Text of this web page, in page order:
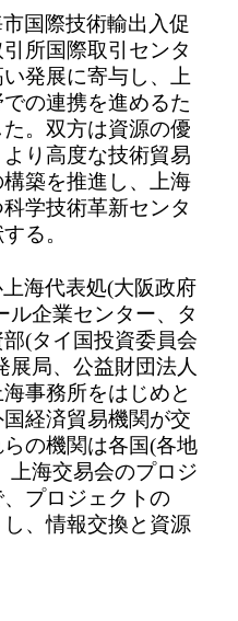
国際技術輸出入促
所国際取引センタ
発展に寄与し、上
の連携を進めるた
。双方は資源の優
り高度な技術貿易
築を推進し、上海
学技術革新センタ
る。
海代表処(大阪政府
ル企業センター、タ
(タイ国投資委員会
展局、公益財団法人
事務所をはじめと
経済貿易機関が交
の機関は各国(各地
上海交易会のプロジ
プロジェクトの
し、情報交換と資源